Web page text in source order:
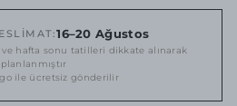
16–20 Ağustos
hafta sonu tatilleri dikkate alınarak
planlanmıştır
ile ücretsiz gönderilir